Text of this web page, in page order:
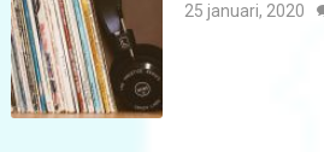
25 januari, 2020